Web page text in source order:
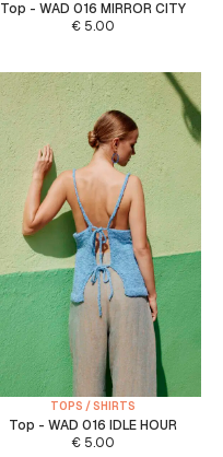
Top - WAD 016 MIRROR CITY
€ 5.00
TOPS / SHIRTS
Top - WAD 016 IDLE HOUR
€ 5.00